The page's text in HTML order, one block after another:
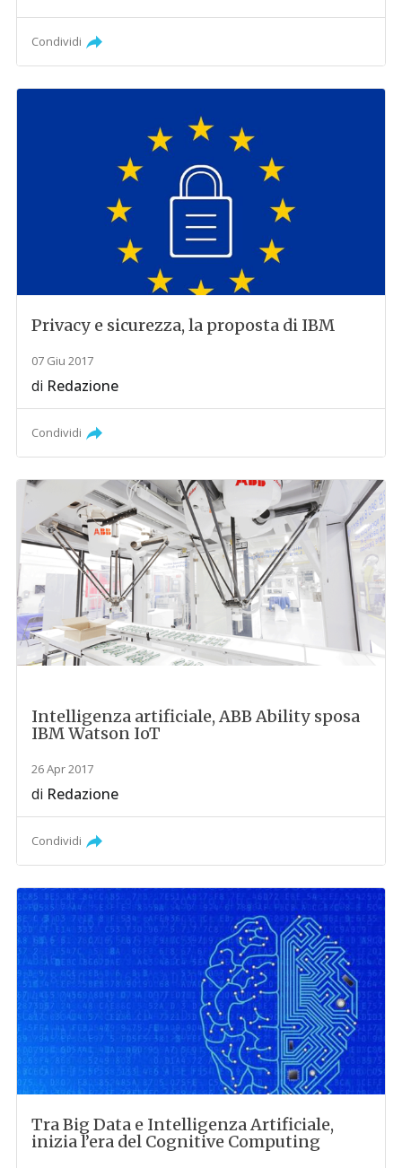
Condividi
Privacy e sicurezza, la proposta di IBM
07 Giu 2017
di Redazione
Condividi
Intelligenza artificiale, ABB Ability sposa
IBM Watson IoT
26 Apr 2017
di Redazione
Condividi
Tra Big Data e Intelligenza Artificiale,
inizia l’era del Cognitive Computing